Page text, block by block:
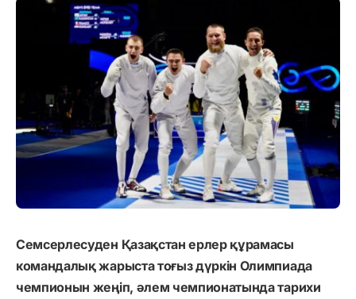
Семсерлесуден Қазақстан ерлер құрамасы
командалық жарыста тоғыз дүркін Олимпиада
чемпионын жеңіп, әлем чемпионатында тарихи